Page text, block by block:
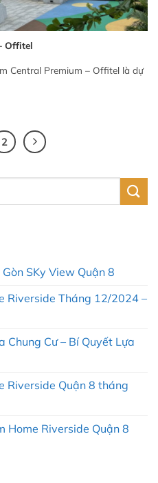
Offitel
Central Premium – Offitel là dự
2
SKy View Quận 8
Riverside Tháng 12/2024 –
Chung Cư – Bí Quyết Lựa
Riverside Quận 8 tháng
Home Riverside Quận 8